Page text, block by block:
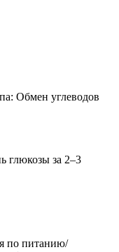
Обмен углеводов
глюкозы за 2–3
по питанию/